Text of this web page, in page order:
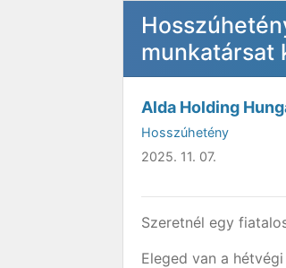
munkatársat
Alda Holding
Hosszúhetény
2025. 11. 07.
Szeretnél egy
Eleged van a